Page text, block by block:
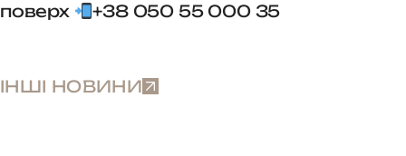
поверх
+38 050 55 000 35
ІНШІ НОВИНИ